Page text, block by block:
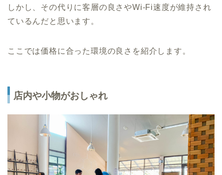
しかし、その代りに客層の良さやWi-Fi速度が維持され
ているんだと思います。
ここでは価格に合った環境の良さを紹介します。
店内や小物がおしゃれ